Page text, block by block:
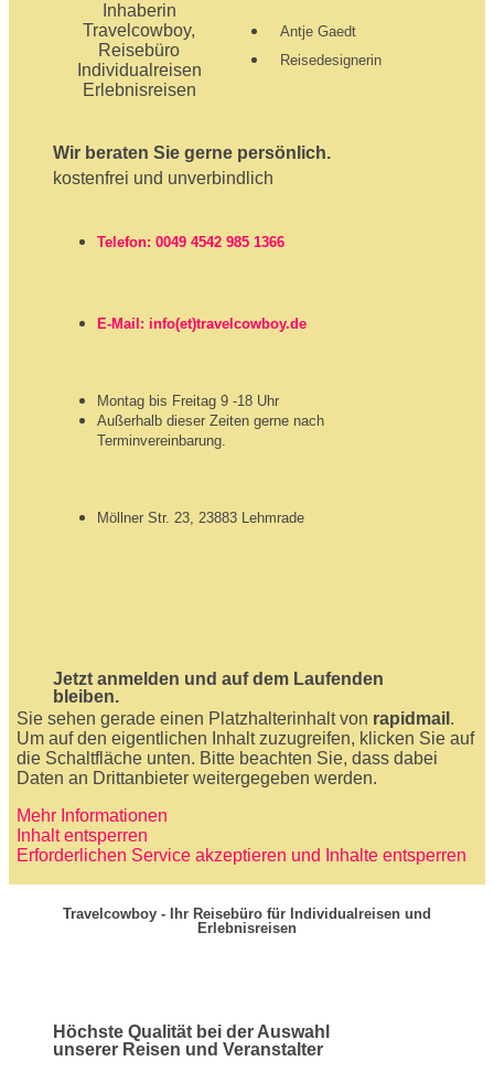
Antje Gaedt
Reisedesignerin
Wir beraten Sie gerne persönlich.
kostenfrei und unverbindlich
Telefon: 0049 4542 985 1366
E-Mail: info(et)travelcowboy.de
Montag bis Freitag 9 -18 Uhr
Außerhalb dieser Zeiten gerne nach
Terminvereinbarung.
Möllner Str. 23, 23883 Lehmrade
Jetzt anmelden und auf dem Laufenden
bleiben.
Sie sehen gerade einen Platzhalterinhalt von rapidmail .
Um auf den eigentlichen Inhalt zuzugreifen, klicken Sie auf
die Schaltfläche unten. Bitte beachten Sie, dass dabei
Daten an Drittanbieter weitergegeben werden.
Mehr Informationen
Inhalt entsperren
Erforderlichen Service akzeptieren und Inhalte entsperren
Travelcowboy - Ihr Reisebüro für Individualreisen und
Erlebnisreisen
Höchste Qualität bei der Auswahl
unserer Reisen und Veranstalter